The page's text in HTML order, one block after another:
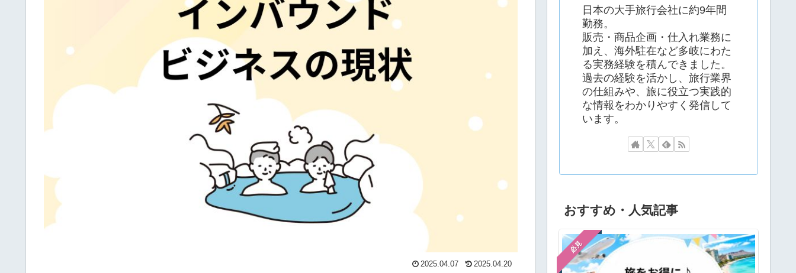
2025.04.07 2025.04.20
日本の大手旅行会社に約9年間
勤務。
販売・商品企画・仕入れ業務に
加え、海外駐在など多岐にわた
る実務経験を積んできました。
過去の経験を活かし、旅行業界
の仕組みや、旅に役立つ実践的
な情報をわかりやすく発信して
います。
おすすめ・人気記事
必見